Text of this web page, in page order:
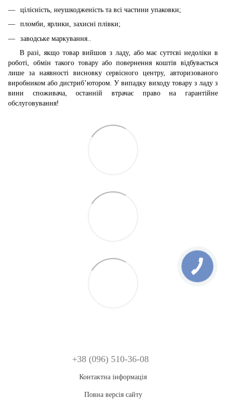
цілісність, неушкодженість та всі частини упаковки;
пломби, ярлики, захисні плівки;
заводське маркування..
В разі, якщо товар вийшов з ладу, або має суттєві недоліки в
роботі, обмін такого товару або повернення коштів відбувається
лише за наявності висновку сервісного центру, авторизованого
виробником або дистриб’ютором. У випадку виходу товару з ладу з
вини споживача, останній втрачає право на гарантійне
обслуговування!
+38 (096) 510-36-08
Контактна інформація
Повна версія сайту